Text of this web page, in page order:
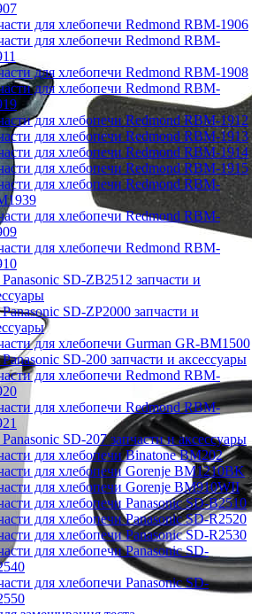
для хлебопечи Redmond RBM-1906
для хлебопечи Redmond RBM-
для хлебопечи Redmond RBM-1908
для хлебопечи Redmond RBM-
для хлебопечи Redmond RBM-1912
для хлебопечи Redmond RBM-1913
для хлебопечи Redmond RBM-1914
для хлебопечи Redmond RBM-1915
для хлебопечи Redmond RBM-
для хлебопечи Redmond RBM-
для хлебопечи Redmond RBM-
SD-ZB2512 запчасти и
SD-ZP2000 запчасти и
для хлебопечи Gurman GR-BM1500
SD-200 запчасти и аксессуары
для хлебопечи Redmond RBM-
для хлебопечи Redmond RBM-
SD-207 запчасти и аксессуары
для хлебопечи Binatone BM202
для хлебопечи Gorenje BM1210BK
для хлебопечи Gorenje BM910WII
для хлебопечи Panasonic SD-B2510
для хлебопечи Panasonic SD-R2520
для хлебопечи Panasonic SD-R2530
для хлебопечи Panasonic SD-
для хлебопечи Panasonic SD-